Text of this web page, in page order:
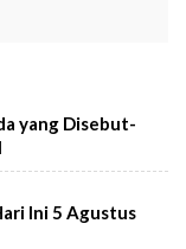
yang Disebut-
Ini 5 Agustus